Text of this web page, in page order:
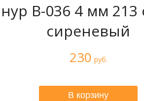
В-036 4 мм 213
сиреневый
230 руб.